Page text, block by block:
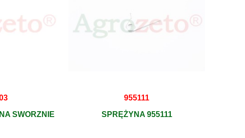
SWORZNIE
955111
SPRĘŻYNA 955111